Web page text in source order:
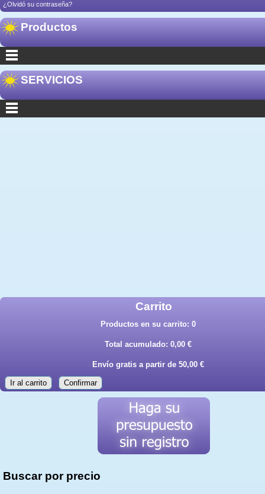
¿Olvidó su contraseña?
Productos
SERVICIOS
Carrito
Productos en su carrito: 0
Total acumulado: 0,00 €
Envío gratis a partir de 50,00 €
Ir al carrito Confirmar
Buscar por precio